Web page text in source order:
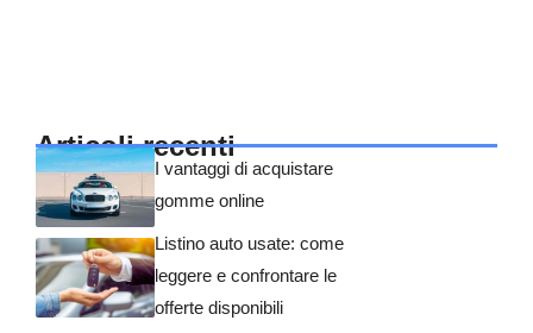
Articoli recenti
I vantaggi di acquistare
gomme online
Listino auto usate: come
leggere e confrontare le
offerte disponibili